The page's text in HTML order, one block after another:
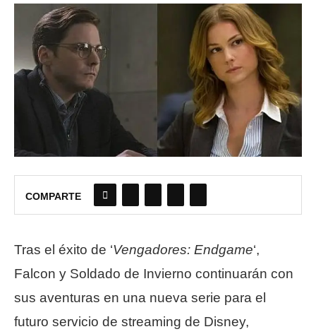
COMPARTE
Tras el éxito de ‘Vengadores: Endgame‘,
Falcon y Soldado de Invierno continuarán con
sus aventuras en una nueva serie para el
futuro servicio de streaming de Disney,